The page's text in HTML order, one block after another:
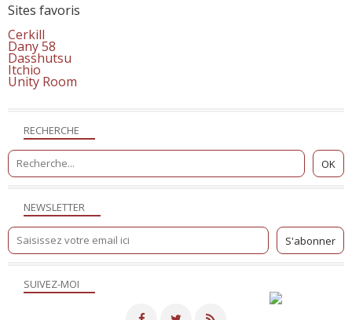
NEWSLETTER
SUIVEZ-MOI
RECHERCHE
Sites favoris
Cerkill
Dany 58
Dasshutsu
Itchio
Unity Room